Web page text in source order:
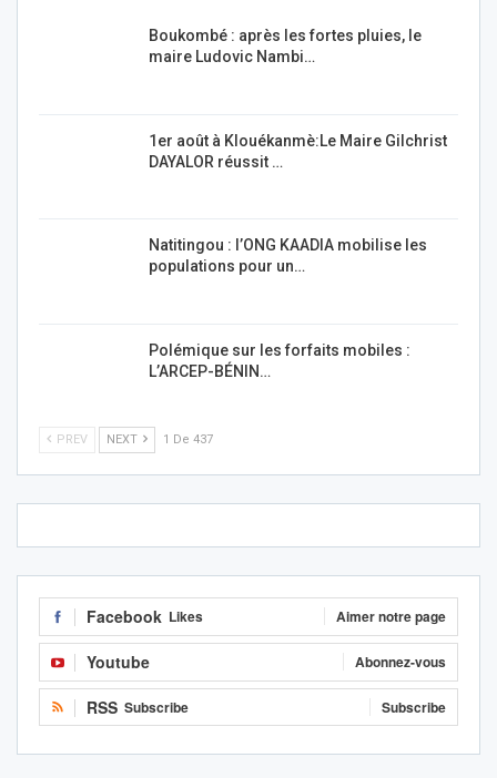
Boukombé : après les fortes pluies, le
maire Ludovic Nambi…
1er août à Klouékanmè:Le Maire Gilchrist
DAYALOR réussit …
Natitingou : l’ONG KAADIA mobilise les
populations pour un…
Polémique sur les forfaits mobiles :
L’ARCEP-BÉNIN…
PREV NEXT 1 De 437
Facebook Likes Aimer notre page
Youtube Abonnez-vous
RSS Subscribe Subscribe